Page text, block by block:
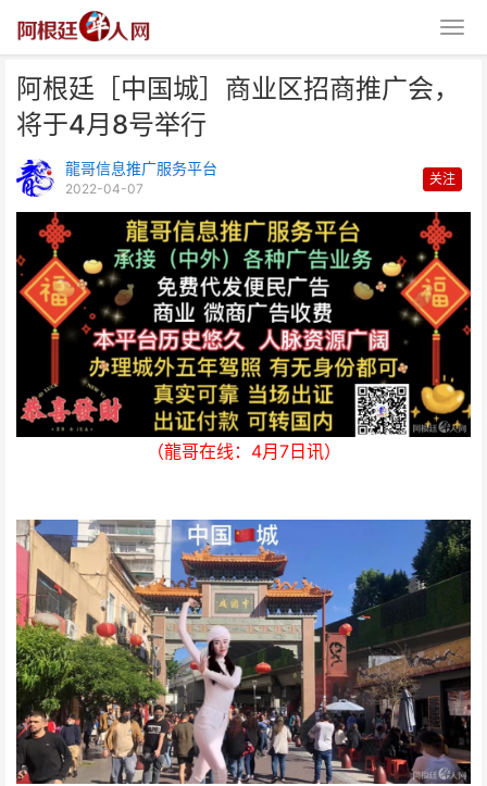
阿根廷［中国城］商业区招商推广会，
将于4月8号举行
龍哥信息推广服务平台
2022-04-07
关注
（龍哥在线：4月7日讯）
阿根廷［中国城］商业区招商推广
会，将于4月8号举行